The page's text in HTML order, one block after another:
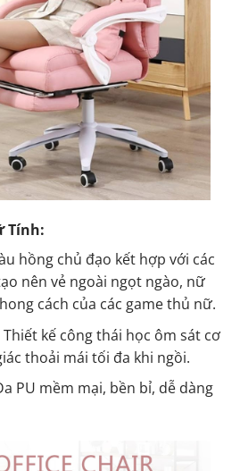
Tính:
hồng chủ đạo kết hợp với các
nên vẻ ngoài ngọt ngào, nữ
cách của các game thủ nữ.
kế công thái học ôm sát cơ
thoải mái tối đa khi ngồi.
PU mềm mại, bền bỉ, dễ dàng